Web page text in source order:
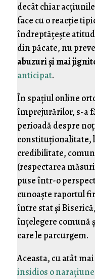
decât chiar
face cu o reacţie
îndreptăţeşte
din păcate, nu
abuzuri şi mai
anticipat.
În spaţiul online
împrejurărilor, s-a
perioadă despre
constituţionalitate,
credibilitate,
(respectarea
puse într-o
cunoaşte raportul
între stat şi
înţelegere comună
care le parcurgem.
Aceasta, cu atât
insidios o